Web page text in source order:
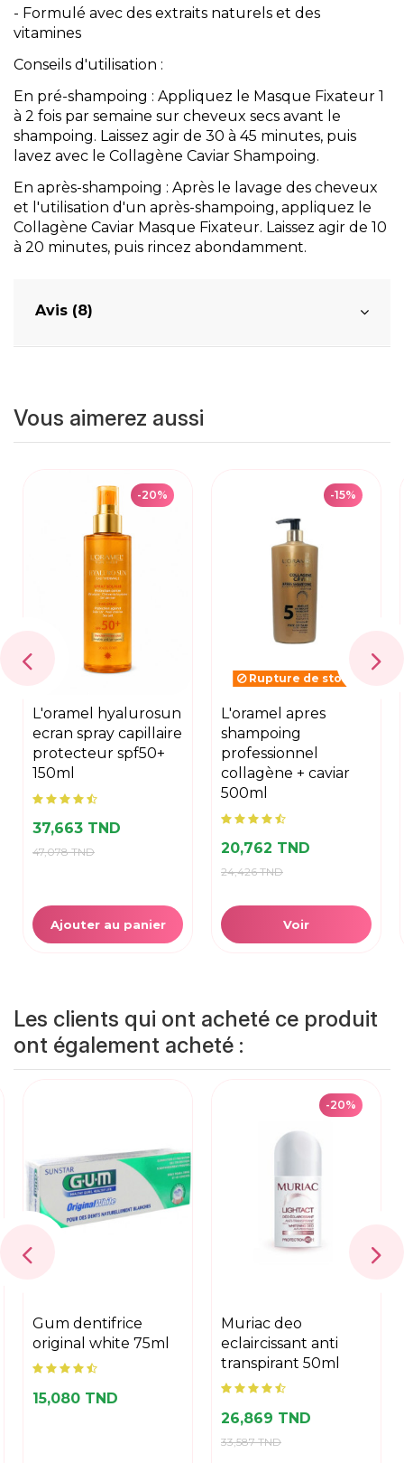
- Formulé avec des extraits naturels et des
vitamines
Conseils d'utilisation :
En pré-shampoing : Appliquez le Masque Fixateur 1
à 2 fois par semaine sur cheveux secs avant le
shampoing. Laissez agir de 30 à 45 minutes, puis
lavez avec le Collagène Caviar Shampoing.
En après-shampoing : Après le lavage des cheveux
et l'utilisation d'un après-shampoing, appliquez le
Collagène Caviar Masque Fixateur. Laissez agir de 10
à 20 minutes, puis rincez abondamment.
Avis (8)
Vous aimerez aussi
-20%
l'oramel hyalurosun
ecran spray capillaire
protecteur spf50+
150ml
37,663 TND
47,078 TND
Ajouter au panier
-15%
Rupture de stock
l'oramel apres
shampoing
professionnel
collagène + caviar
500ml
20,762 TND
24,426 TND
Voir
Les clients qui ont acheté ce produit
ont également acheté :
gum dentifrice
original white 75ml
15,080 TND
-20%
muriac deo
eclaircissant anti
transpirant 50ml
26,869 TND
33,587 TND